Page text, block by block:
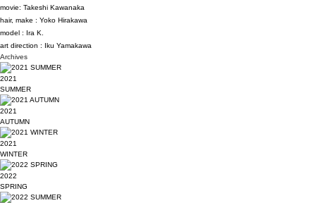
movie: Takeshi Kawanaka
hair, make : Yoko Hirakawa
model :
Ira K.
art direction :
Iku Yamakawa
Archives
2021
SUMMER
2021
AUTUMN
2021
WINTER
2022
SPRING